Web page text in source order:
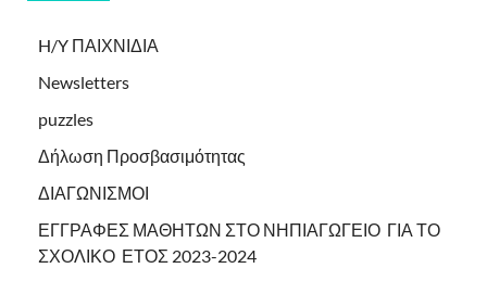
H/Y ΠΑΙΧΝΙΔΙΑ
Newsletters
puzzles
Δήλωση Προσβασιμότητας
ΔΙΑΓΩΝΙΣΜΟΙ
ΕΓΓΡΑΦΕΣ ΜΑΘΗΤΩΝ ΣΤΟ ΝΗΠΙΑΓΩΓΕΙΟ ΓΙΑ ΤΟ
ΣΧΟΛΙΚΟ ΕΤΟΣ 2023-2024